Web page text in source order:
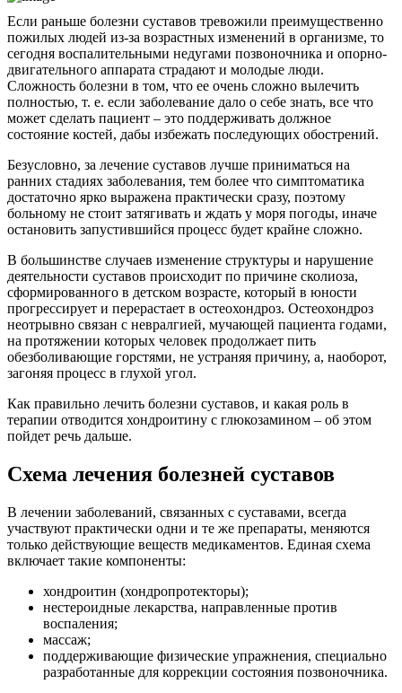
Если раньше болезни суставов тревожили преимущественно
пожилых людей из-за возрастных изменений в организме, то
сегодня воспалительными недугами позвоночника и опорно-
двигательного аппарата страдают и молодые люди.
Сложность болезни в том, что ее очень сложно вылечить
полностью, т. е. если заболевание дало о себе знать, все что
может сделать пациент – это поддерживать должное
состояние костей, дабы избежать последующих обострений.
Безусловно, за лечение суставов лучше приниматься на
ранних стадиях заболевания, тем более что симптоматика
достаточно ярко выражена практически сразу, поэтому
больному не стоит затягивать и ждать у моря погоды, иначе
остановить запустившийся процесс будет крайне сложно.
В большинстве случаев изменение структуры и нарушение
деятельности суставов происходит по причине сколиоза,
сформированного в детском возрасте, который в юности
прогрессирует и перерастает в остеохондроз. Остеохондроз
неотрывно связан с невралгией, мучающей пациента годами,
на протяжении которых человек продолжает пить
обезболивающие горстями, не устраняя причину, а, наоборот,
загоняя процесс в глухой угол.
Как правильно лечить болезни суставов, и какая роль в
терапии отводится хондроитину с глюкозамином – об этом
пойдет речь дальше.
Схема лечения болезней суставов
В лечении заболеваний, связанных с суставами, всегда
участвуют практически одни и те же препараты, меняются
только действующие веществ медикаментов. Единая схема
включает такие компоненты:
хондроитин (хондропротекторы);
нестероидные лекарства, направленные против
воспаления;
массаж;
поддерживающие физические упражнения, специально
разработанные для коррекции состояния позвоночника.